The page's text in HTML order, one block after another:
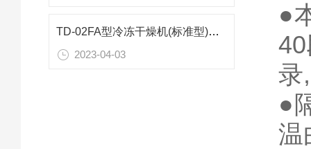
TD-02FA型冷冻干燥机(标准型)技术参数
2023-04-03
●
录
●
温